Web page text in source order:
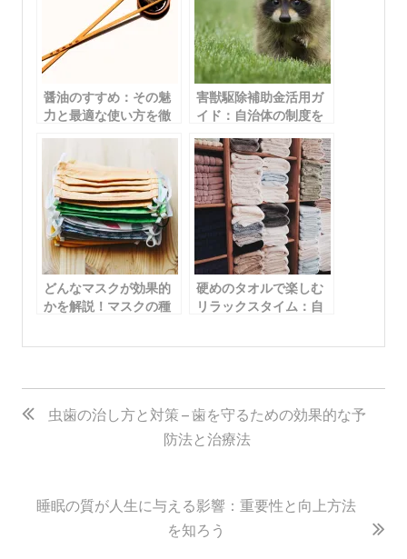
タオルの正しい干し方だけでなく、保管方法も重要で
す。タオルを保管する際は、以下のポイントに注意し
ましょう。
湿気の少ない場所に保管する
直射日光を避ける
通気性の良い収納を選ぶ
湿気の多い場所では、タオルがカビやダニの発生源に
なる可能性があります。また、直射日光が当たると色
褪せや変色の原因になるため、避けましょう。通気性
ことなく保管できます。
を長持ちさせ、快適な使用感を維持することができま
す。タオルを干す際には、しっかりと絞り、風通しの
に注意し、保管方法も大切にすることで、タオルの品
質を長期間維持できます。